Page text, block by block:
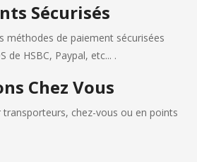
Sécurisés
méthodes de paiement sécurisées
de HSBC, Paypal, etc... .
Chez Vous
transporteurs, chez-vous ou en points